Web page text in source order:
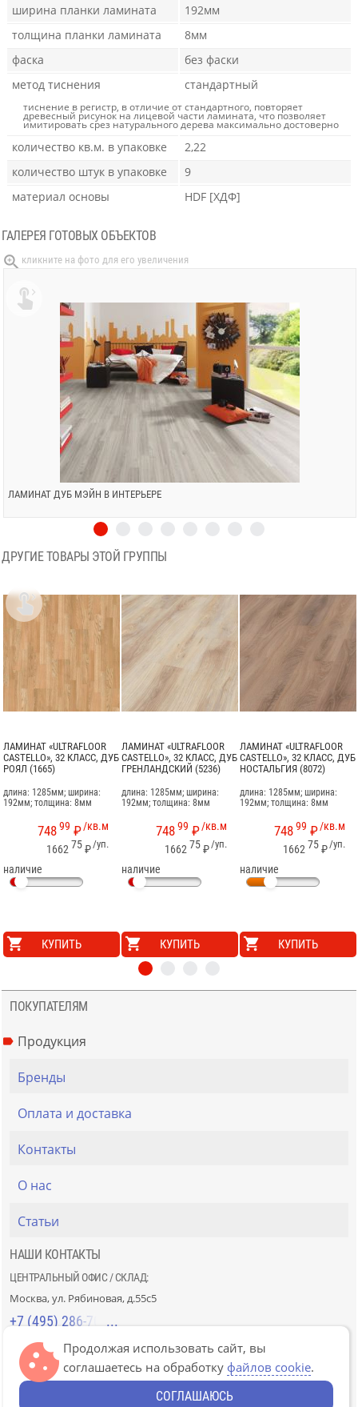
ширина планки ламината
192мм
толщина планки ламината
8мм
фаска
без фаски
метод тиснения
стандартный
тиснение в регистр, в отличие от стандартного, повторяет
древесный рисунок на лицевой части ламината, что позволяет
имитировать срез натурального дерева максимально достоверно
количество кв.м. в упаковке
2,22
количество штук в упаковке
9
материал основы
HDF [ХДФ]
ГАЛЕРЕЯ ГОТОВЫХ ОБЪЕКТОВ
ЛАМИНАТ ДУБ МЭЙН В ИНТЕРЬЕРЕ

ДРУГИЕ ТОВАРЫ ЭТОЙ ГРУППЫ
ЛАМИНАТ «ULTRAFLOOR
CASTELLO», 32 КЛАСС, ДУБ
РОЯЛ (1665)
длина: 1285мм; ширина:
192мм; толщина: 8мм
/кв.м
74899 ₽
/уп.
1662 75₽
наличие
КУПИТЬ
ЛАМИНАТ «ULTRAFLOOR
CASTELLO», 32 КЛАСС, ДУБ
ГРЕНЛАНДСКИЙ (5236)
длина: 1285мм; ширина:
192мм; толщина: 8мм
/кв.м
74899 ₽
/уп.
1662 75₽
наличие
КУПИТЬ
ЛАМИНАТ «ULTRAFLOOR
CASTELLO», 32 КЛАСС, ДУБ
НОСТАЛЬГИЯ (8072)
длина: 1285мм; ширина:
192мм; толщина: 8мм
/кв.м
74899 ₽
/уп.
1662 75₽
наличие
КУПИТЬ

ПОКУПАТЕЛЯМ
Продукция
Бренды
Оплата и доставка
Контакты
О нас
Статьи
НАШИ КОНТАКТЫ
ЦЕНТРАЛЬНЫЙ ОФИС / СКЛАД:
Москва, ул. Рябиновая, д.55с5
+7 (495) 286-70-40
СТРОЙРЫНОК «СЛАВЯНСКИЙ МИР»:
Москва, 41км МКАД, пав. Г-14/7-8 и Д-14/7-8
+7 (499) 226-74-18
Продолжая использовать сайт, вы
соглашаетесь на обработку файлов cookie.
СОГЛАШАЮСЬ